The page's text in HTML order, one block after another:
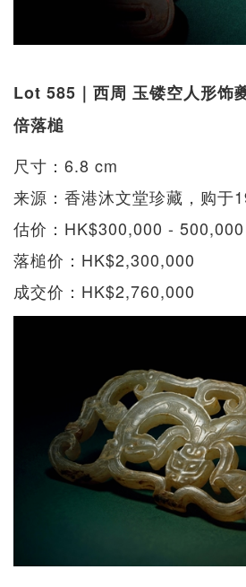
Lot 585｜西周 玉镂空人形饰
倍落槌
尺寸：6.8 cm
来源：香港沐文堂珍藏，购于
估价：HK$300,000 - 500,000
落槌价：HK$2,300,000
成交价：HK$2,760,000